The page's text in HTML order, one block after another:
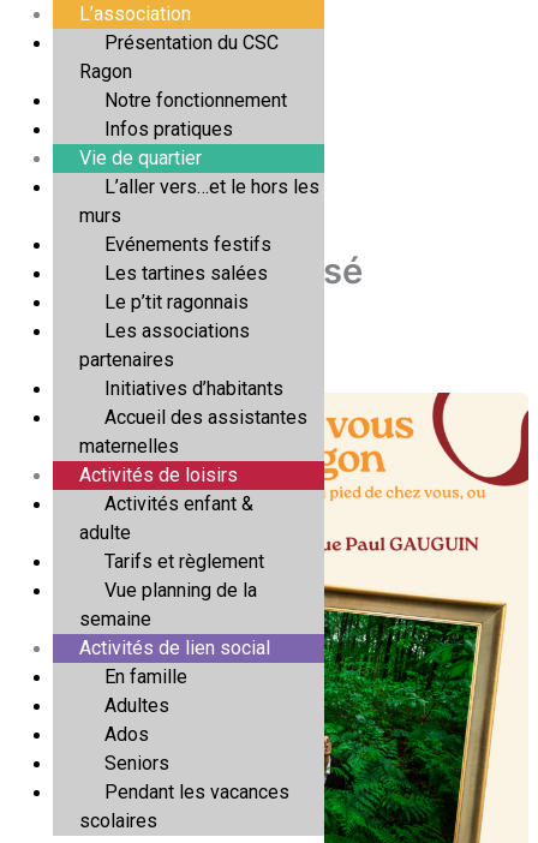
Non classé
L’association
Présentation du CSC
Ragon
Notre fonctionnement
Infos pratiques
Vie de quartier
L’aller vers…et le hors les
murs
Evénements festifs
Les tartines salées
Le p’tit ragonnais
Les associations
partenaires
Initiatives d’habitants
Accueil des assistantes
maternelles
Activités de loisirs
Activités enfant &
adulte
Tarifs et règlement
Vue planning de la
semaine
Activités de lien social
En famille
Adultes
Ados
Seniors
Pendant les vacances
scolaires